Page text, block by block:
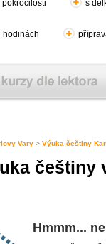
pokročilosti s
hodinách
Vary > Výuka češtiny
češtiny
Hmmm...